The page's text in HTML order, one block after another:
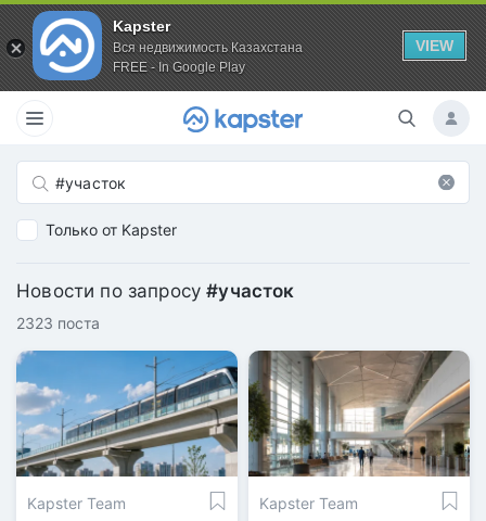
Kapster
Вся недвижимость Казахстана
FREE - In Google Play
VIEW
Только от Kapster
Новости по запросу#участок
2323 поста
Kapster Team
Kapster Team